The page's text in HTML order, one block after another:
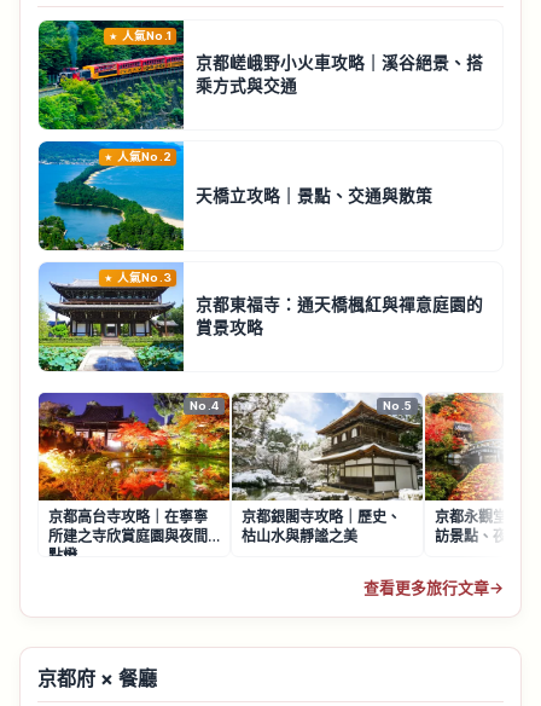
人氣No.1
京都嵯峨野小火車攻略｜溪谷絕景、搭
乘方式與交通
人氣No.2
天橋立攻略｜景點、交通與散策
人氣No.3
京都東福寺：通天橋楓紅與禪意庭園的
賞景攻略
No.4
京都高台寺攻略｜在寧寧
所建之寺欣賞庭園與夜間
點燈
No.5
京都銀閣寺攻略｜歷史、
枯山水與靜謐之美
京都永觀堂賞楓
訪景點、夜楓點
查看更多旅行文章→
京都府 × 餐廳